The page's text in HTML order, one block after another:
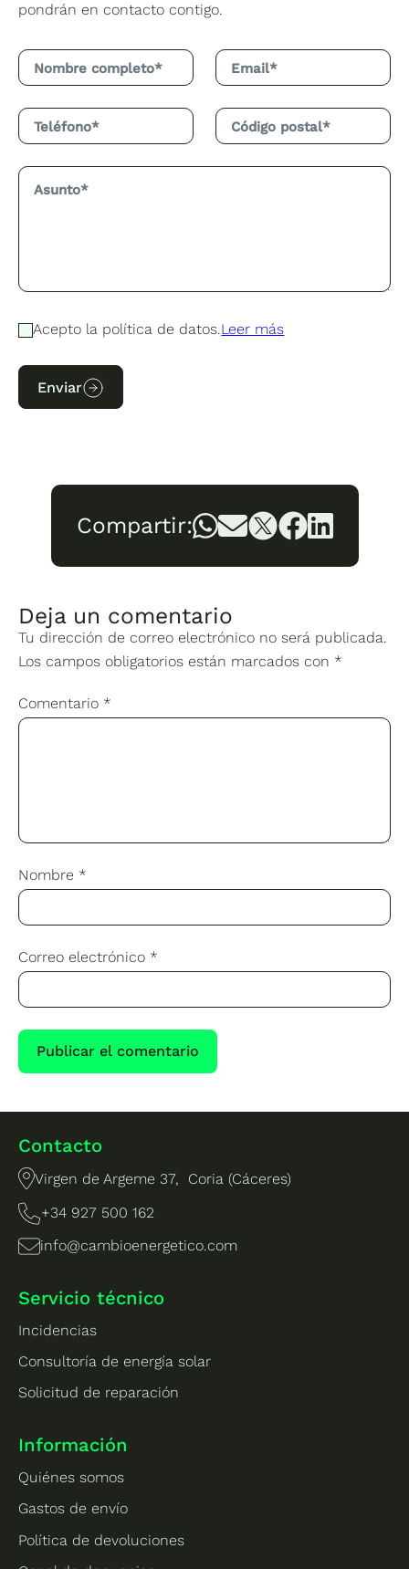
pondrán en contacto contigo.
Acepto la política de datos.Leer más
Enviar
Compartir:
Deja un comentario
Tu dirección de correo electrónico no será publicada.
Los campos obligatorios están marcados con *
Comentario *
Nombre *
Correo electrónico *
Contacto
Virgen de Argeme 37, Coria (Cáceres)
+34 927 500 162
info@cambioenergetico.com
Servicio técnico
Incidencias
Consultoría de energía solar
Solicitud de reparación
Información
Quiénes somos
Gastos de envío
Política de devoluciones